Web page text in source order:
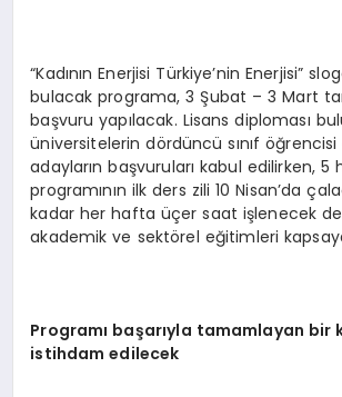
“Kadının Enerjisi Türkiye’nin Enerjisi”
bulacak programa, 3 Şubat – 3 Mart
başvuru yapılacak. Lisans diploması
üniversitelerin dördüncü sınıf öğrencisi
adayların başvuruları kabul edilirken, 5
programının ilk ders zili 10 Nisan’da
kadar her hafta üçer saat işlenecek
akademik ve sektörel eğitimleri
Programı başarıyla tamamlayan bir
istihdam edilecek